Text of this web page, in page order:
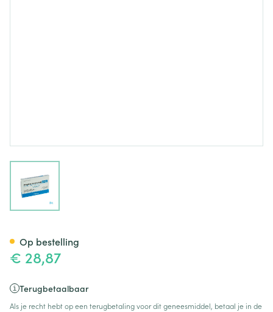
€ 28,87
Terugbetaalbaar
Als je recht hebt op een terugbetaling voor dit geneesmiddel, betaal je in de
Op bestelling